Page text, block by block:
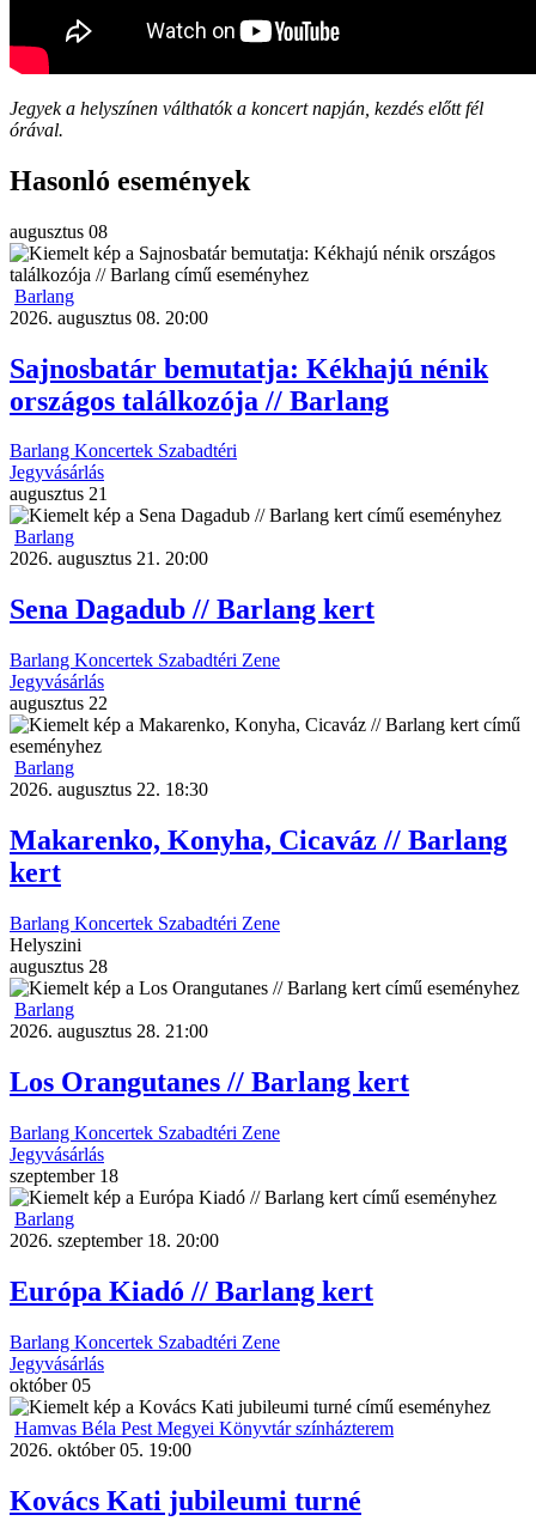
Jegyek a helyszínen válthatók a koncert napján, kezdés előtt fél
órával.
Hasonló események
augusztus 08
Barlang
2026. augusztus 08. 20:00
Sajnosbatár bemutatja: Kékhajú nénik
országos találkozója // Barlang
Barlang Koncertek Szabadtéri
Jegyvásárlás
augusztus 21
Barlang
2026. augusztus 21. 20:00
Sena Dagadub // Barlang kert
Barlang Koncertek Szabadtéri Zene
Jegyvásárlás
augusztus 22
Barlang
2026. augusztus 22. 18:30
Makarenko, Konyha, Cicaváz // Barlang
kert
Barlang Koncertek Szabadtéri Zene
Helyszini
augusztus 28
Barlang
2026. augusztus 28. 21:00
Los Orangutanes // Barlang kert
Barlang Koncertek Szabadtéri Zene
Jegyvásárlás
szeptember 18
Barlang
2026. szeptember 18. 20:00
Európa Kiadó // Barlang kert
Barlang Koncertek Szabadtéri Zene
Jegyvásárlás
október 05
Hamvas Béla Pest Megyei Könyvtár színházterem
2026. október 05. 19:00
Kovács Kati jubileumi turné